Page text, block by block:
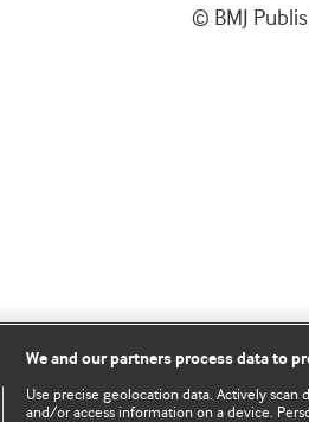
© BMJ
We and our partners process data to
Use precise geolocation data. Actively
and/or access information on a device.